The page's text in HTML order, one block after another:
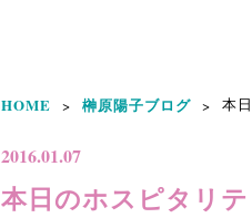
HOME > 榊原陽子ブログ > 本
2016.01.07
本日のホスピタリ